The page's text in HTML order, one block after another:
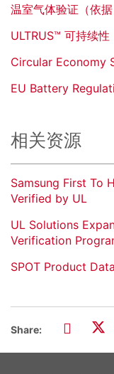
温室气体验证（依
ULTRUS™ 可持续性
Circular Economy
EU Battery
相关资源
Samsung First To
Verified by UL
UL Solutions
Verification
SPOT Product
Share: